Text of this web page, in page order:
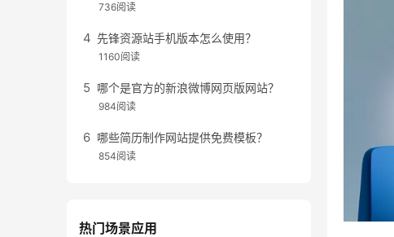
736阅读
先锋资源站手机版本怎么使用？
1160阅读
哪个是官方的新浪微博网页版网站？
984阅读
哪些简历制作网站提供免费模板？
854阅读
热门场景应用